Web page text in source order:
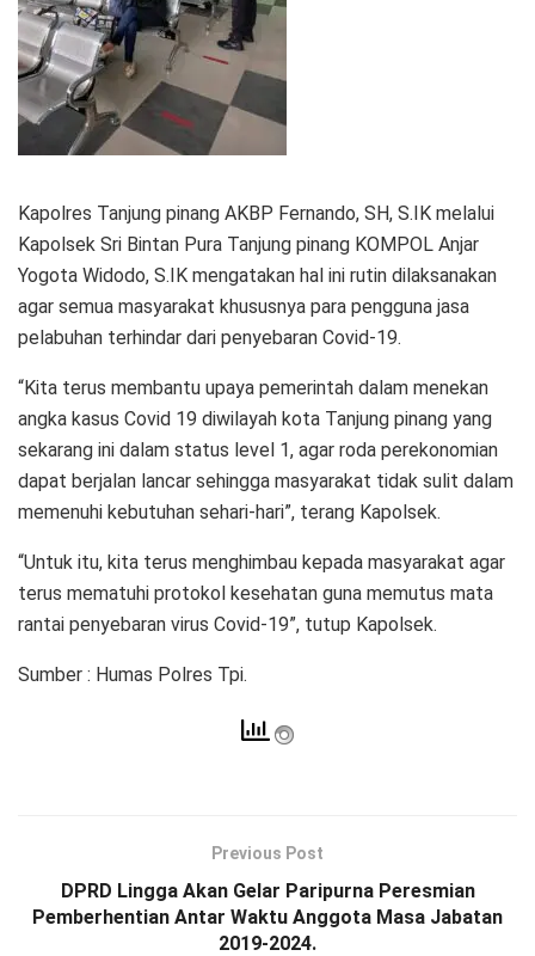
Kapolres Tanjung pinang AKBP Fernando, SH, S.IK melalui
Kapolsek Sri Bintan Pura Tanjung pinang KOMPOL Anjar
Yogota Widodo, S.IK mengatakan hal ini rutin dilaksanakan
agar semua masyarakat khususnya para pengguna jasa
pelabuhan terhindar dari penyebaran Covid-19.
“Kita terus membantu upaya pemerintah dalam menekan
angka kasus Covid 19 diwilayah kota Tanjung pinang yang
sekarang ini dalam status level 1, agar roda perekonomian
dapat berjalan lancar sehingga masyarakat tidak sulit dalam
memenuhi kebutuhan sehari-hari”, terang Kapolsek.
“Untuk itu, kita terus menghimbau kepada masyarakat agar
terus mematuhi protokol kesehatan guna memutus mata
rantai penyebaran virus Covid-19”, tutup Kapolsek.
Sumber : Humas Polres Tpi.
Previous Post
DPRD Lingga Akan Gelar Paripurna Peresmian
Pemberhentian Antar Waktu Anggota Masa Jabatan
2019-2024.